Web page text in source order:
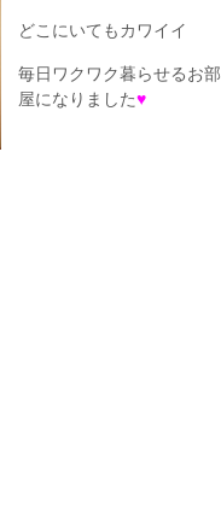
どこにいてもカワイイ
毎日ワクワク暮らせるお部
屋になりました♥